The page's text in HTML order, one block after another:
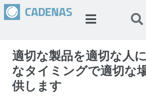
適切な製品を適切な人
なタイミングで適切な
供します